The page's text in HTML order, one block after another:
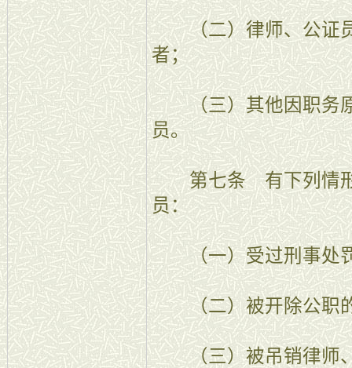
（二）律师、公证员
者；
（三）其他因职务原
员。
第七条 有下列情形
员：
（一）受过刑事处
（二）被开除公职
（三）被吊销律师、